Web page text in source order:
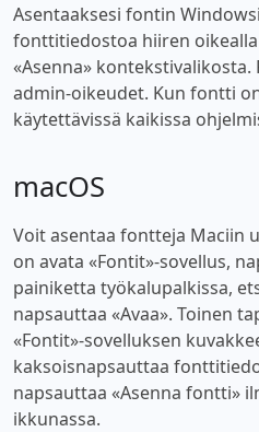
Asentaaksesi fontin
fonttitiedostoa hiiren
«Asenna»
admin-oikeudet. Kun fontti
käytettävissä kaikissa
macOS
Voit asentaa fontteja Maciin
on avata «Fontit»-sovellus,
painiketta työkalupalkissa,
napsauttaa «Avaa». Toinen
«Fontit»-sovelluksen
kaksoisnapsauttaa
napsauttaa «Asenna fontti»
ikkunassa.